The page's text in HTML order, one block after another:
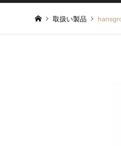
取扱い製品